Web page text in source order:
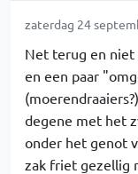
zaterdag 24
Net terug en niet
en een paar
degene met het
onder het genot
zak friet gezellig